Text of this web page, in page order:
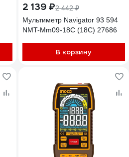
2 139 ₽2 442 ₽
Мультиметр Navigator 93 594
NMT-Mm09-18C (18C) 27686
В корзину